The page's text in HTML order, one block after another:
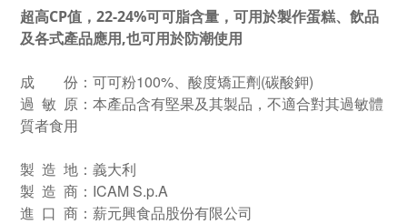
超高CP值，22-24%可可脂含量，可用於製作蛋糕、飲品
及各式產品應用,也可用於防潮使用
成 份：可可粉100%、酸度矯正劑(碳酸鉀)
過 敏 原：本產品含有堅果及其製品，不適合對其過敏體
質者食用
製 造 地：義大利
製 造 商：ICAM S.p.A
進 口 商：薪元興食品股份有限公司